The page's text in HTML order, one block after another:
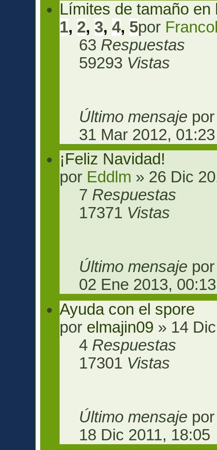
Límites de tamaño en
1, 2, 3,4, 5por
63 Respuestas
59293 Vistas
Último mensaje
31 Mar 2012, 01:23
¡Feliz Navidad!
por Eddlm » 26 Dic
7 Respuestas
17371 Vistas
Último mensaje
02 Ene 2013, 00:13
Ayuda con el spore
por elmajin09 » 14
4 Respuestas
17301 Vistas
Último mensaje
18 Dic 2011, 18:05